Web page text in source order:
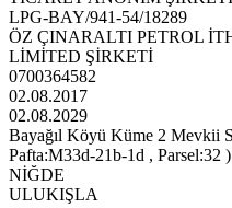
LPG-BAY/941-54/18289
ÖZ ÇINARALTI PETROL
LİMİTED ŞİRKETİ
0700364582
02.08.2017
02.08.2029
Bayağıl Köyü Küme 2 Mevkii
Pafta:M33d-21b-1d , Parsel:32 )
NİĞDE
ULUKIŞLA